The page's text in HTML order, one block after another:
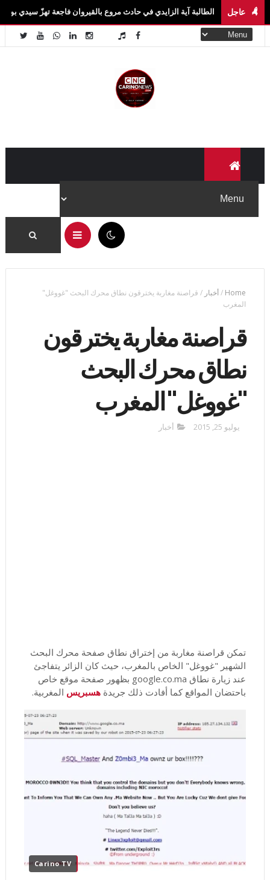
عاجل
آية الزايدي في حادث مروع بالقيروان فاجعة تهزّ سيدي بوزيد.. وفاة الطالبة
✕
تابعنا على منصاتنا لتصلك آخر الأخبار والفيديوهات الحصرية أولاً
بأول.
Home
/أخبار / قراصنة مغاربة يخترقون نطاق محرك البحث "غووغل"
المغرب
قراصنة مغاربة يخترقون
نطاق محرك البحث
"غووغل" المغرب
يوليو 25, 2015 أخبار
تمكن قراصنة مغاربة من إختراق نطاق صفحة محرك البحث
الشهير "غووغل" الخاص بالمغرب، حيث كان الزائر يتفاجئ
عند زيارة نطاق google.co.ma بظهور صفحة موقع خاص
باحتضان المواقع كما أفادت ذلك جريدة هسبريس المغربية.
Carino TV